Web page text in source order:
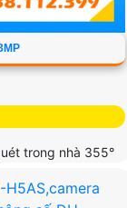
trong nhà 355°
chuyển động và
tầm xa ban